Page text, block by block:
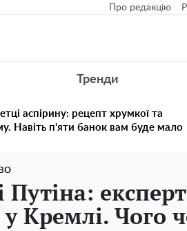
Про редакцію
Тренди
аспірину: рецепт хрумкої та
Навіть п'яти банок вам буде мало
Путіна:
Кремлі. Чого